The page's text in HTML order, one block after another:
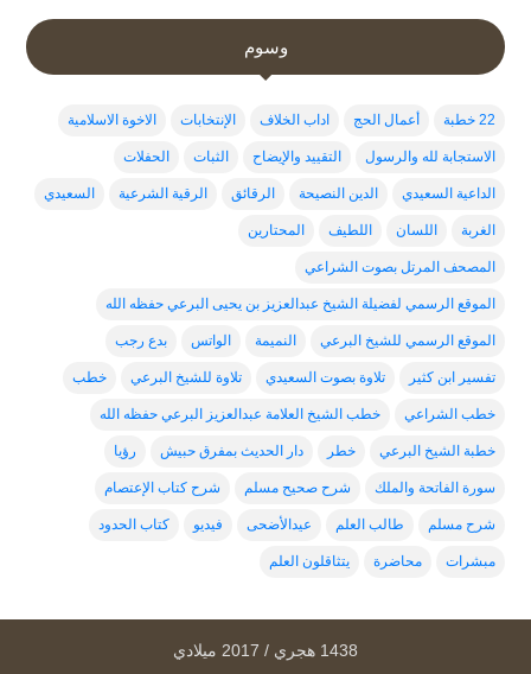
وسوم
22 خطبة أعمال الحج اداب الخلاف الإنتخابات الاخوة الاسلامية
الاستجابة لله والرسول التقييد والإيضاح الثبات الحفلات
الداعية السعيدي الدين النصيحة الرقائق الرقية الشرعية السعيدي
الغربة اللسان اللطيف المحتارين
المصحف المرتل بصوت الشراعي
الموقع الرسمي لفضيلة الشيخ عبدالعزيز بن يحيى البرعي حفظه الله
الموقع الرسمي للشيخ البرعي النميمة الواتس بدع رجب
تفسير ابن كثير تلاوة بصوت السعيدي تلاوة للشيخ البرعي خطب
خطب الشراعي خطب الشيخ العلامة عبدالعزيز البرعي حفظه الله
خطبة الشيخ البرعي خطر دار الحديث بمفرق حبيش رؤيا
سورة الفاتحة والملك شرح صحيح مسلم شرح كتاب الإعتصام
شرح مسلم طالب العلم عيدالأضحى فيديو كتاب الحدود
مبشرات محاضرة يتثاقلون العلم
1438 هجري / 2017 ميلادي